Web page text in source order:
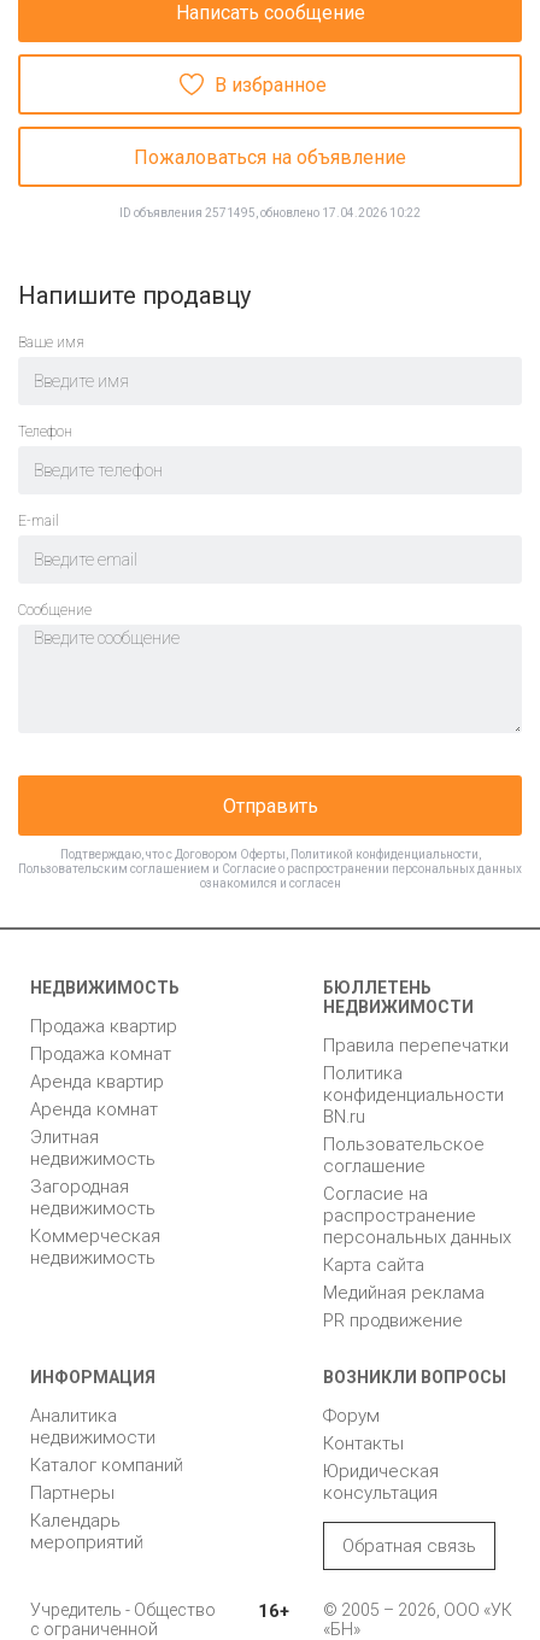
Написать сообщение
В избранное
Пожаловаться на объявление
ID объявления 2571495, обновлено 17.04.2026 10:22
Напишите продавцу
Ваше имя
Телефон
E-mail
Cообщение
Отправить
Подтверждаю, что с Договором Оферты Политикой конфиденциальности
Пользовательским соглашением и Согласие о распространении персональных данных
ознакомился и согласен
НЕДВИЖИМОСТЬ
Продажа квартир
Продажа комнат
Аренда квартир
Аренда комнат
Элитная
недвижимость
Загородная
недвижимость
Коммерческая
недвижимость
БЮЛЛЕТЕНЬ
НЕДВИЖИМОСТИ
Правила перепечатки
Политика
конфиденциальности
BN.ru
Пользовательское
соглашение
Согласие на
распространение
персональных данных
Карта сайта
Медийная реклама
PR продвижение
ИНФОРМАЦИЯ
Аналитика
недвижимости
Каталог компаний
Партнеры
Календарь
мероприятий
ВОЗНИКЛИ ВОПРОСЫ
Форум
Контакты
Юридическая
консультация
Обратная связь
Учредитель - Общество
с ограниченной
16+
© 2005 – 2026, ООО «УК
«БН»